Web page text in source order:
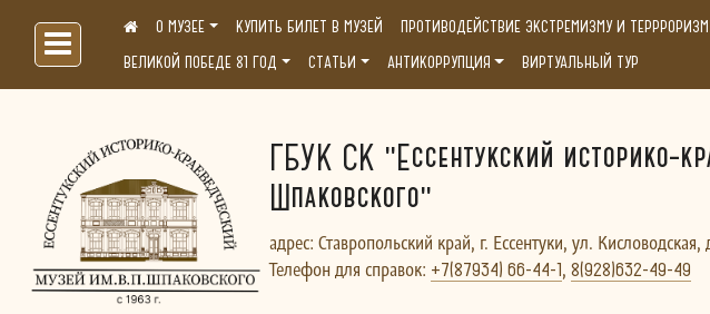
Больше, чем музей...О МУЗЕЕ КУПИТЬ БИЛЕТ В МУЗЕЙ ПРОТИВОДЕЙСТВИЕ ЭКСТРЕМИЗМУ И
ВЕЛИКОЙ ПОБЕДЕ 81 ГОД
СТАТЬИ АНТИКОРРУПЦИЯ ВИРТУАЛЬНЫЙ ТУР
ГБУК СК "Ессентукский историко-
Шпаковского"
адрес: Ставропольский край, г. Ессентуки, ул. Кисловодская,
Телефон для справок: +7(87934) 66-44-1, 8(928)632-49-49